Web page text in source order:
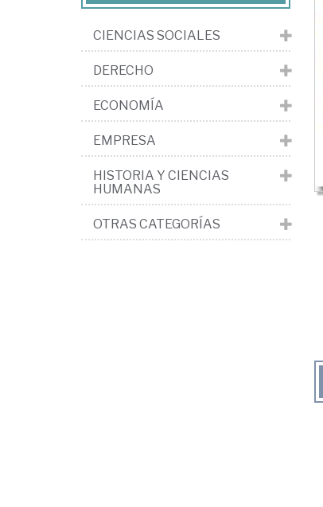
CIENCIAS SOCIALES
DERECHO
ECONOMÍA
EMPRESA
HISTORIA Y CIENCIAS
HUMANAS
OTRAS CATEGORÍAS